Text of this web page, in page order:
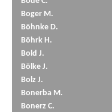
Boger M.
Böhnke D.
Böhrk H.
Bold J.
Bölke J.
Bolz J.
Bonerba M.
Bonerz C.